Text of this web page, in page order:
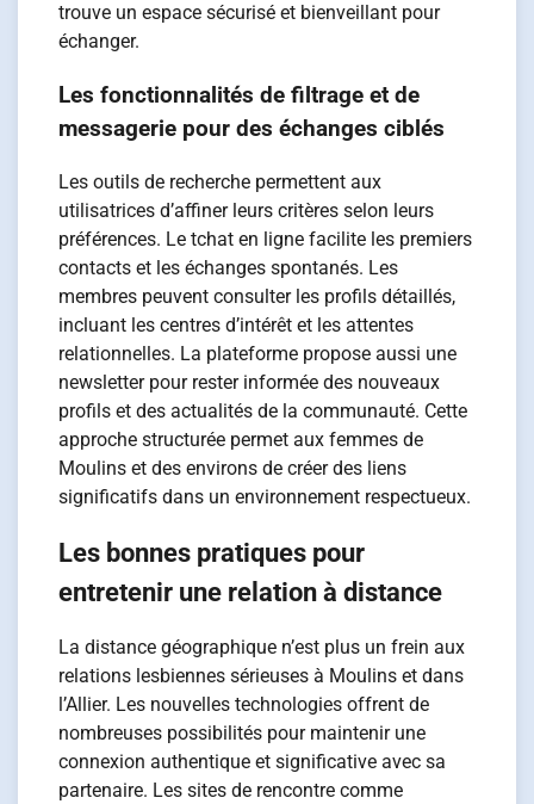
trouve un espace sécurisé et bienveillant pour
échanger.
Les fonctionnalités de filtrage et de
messagerie pour des échanges ciblés
Les outils de recherche permettent aux
utilisatrices d’affiner leurs critères selon leurs
préférences. Le tchat en ligne facilite les premiers
contacts et les échanges spontanés. Les
membres peuvent consulter les profils détaillés,
incluant les centres d’intérêt et les attentes
relationnelles. La plateforme propose aussi une
newsletter pour rester informée des nouveaux
profils et des actualités de la communauté. Cette
approche structurée permet aux femmes de
Moulins et des environs de créer des liens
significatifs dans un environnement respectueux.
Les bonnes pratiques pour
entretenir une relation à distance
La distance géographique n’est plus un frein aux
relations lesbiennes sérieuses à Moulins et dans
l’Allier. Les nouvelles technologies offrent de
nombreuses possibilités pour maintenir une
connexion authentique et significative avec sa
partenaire. Les sites de rencontre comme